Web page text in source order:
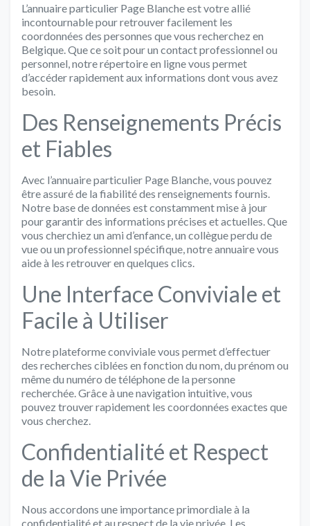
L’annuaire particulier Page Blanche est votre allié
incontournable pour retrouver facilement les
coordonnées des personnes que vous recherchez en
Belgique. Que ce soit pour un contact professionnel ou
personnel, notre répertoire en ligne vous permet
d’accéder rapidement aux informations dont vous avez
besoin.
Des Renseignements Précis
et Fiables
Avec l’annuaire particulier Page Blanche, vous pouvez
être assuré de la fiabilité des renseignements fournis.
Notre base de données est constamment mise à jour
pour garantir des informations précises et actuelles. Que
vous cherchiez un ami d’enfance, un collègue perdu de
vue ou un professionnel spécifique, notre annuaire vous
aide à les retrouver en quelques clics.
Une Interface Conviviale et
Facile à Utiliser
Notre plateforme conviviale vous permet d’effectuer
des recherches ciblées en fonction du nom, du prénom ou
même du numéro de téléphone de la personne
recherchée. Grâce à une navigation intuitive, vous
pouvez trouver rapidement les coordonnées exactes que
vous cherchez.
Confidentialité et Respect
de la Vie Privée
Nous accordons une importance primordiale à la
confidentialité et au respect de la vie privée. Les